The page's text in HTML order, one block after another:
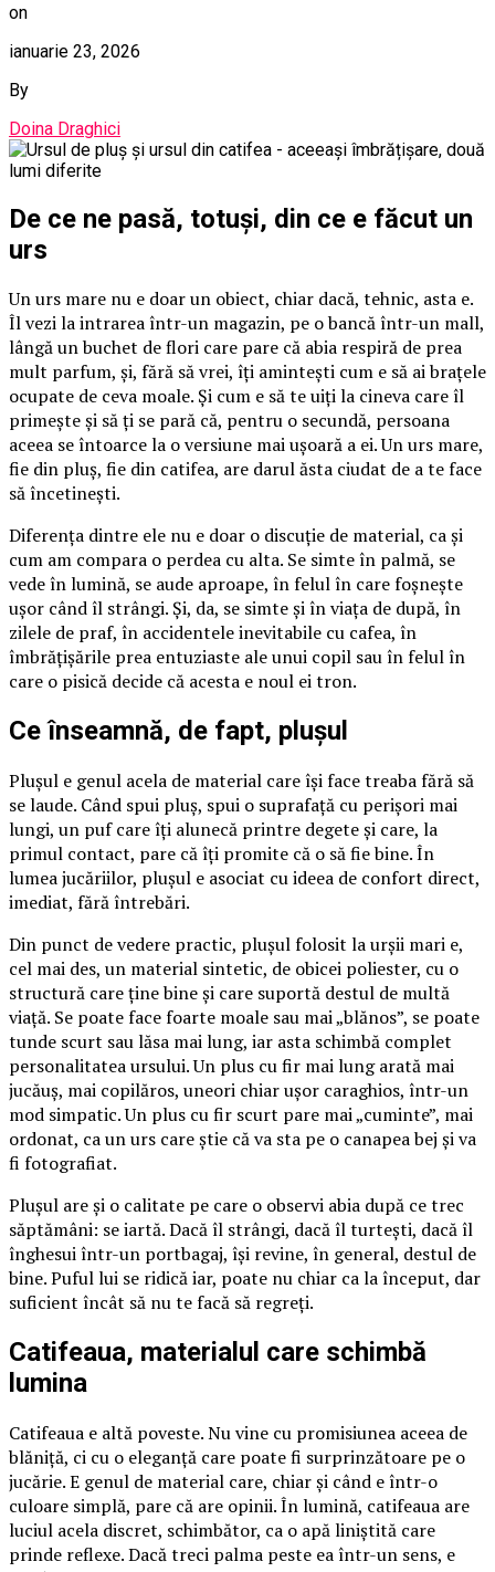
on
ianuarie 23, 2026
By
Doina Draghici
De ce ne pasă, totuși, din ce e făcut un
urs
Un urs mare nu e doar un obiect, chiar dacă, tehnic, asta e.
Îl vezi la intrarea într-un magazin, pe o bancă într-un mall,
lângă un buchet de flori care pare că abia respiră de prea
mult parfum, și, fără să vrei, îți amintești cum e să ai brațele
ocupate de ceva moale. Și cum e să te uiți la cineva care îl
primește și să ți se pară că, pentru o secundă, persoana
aceea se întoarce la o versiune mai ușoară a ei. Un urs mare,
fie din pluș, fie din catifea, are darul ăsta ciudat de a te face
să încetinești.
Diferența dintre ele nu e doar o discuție de material, ca și
cum am compara o perdea cu alta. Se simte în palmă, se
vede în lumină, se aude aproape, în felul în care foșnește
ușor când îl strângi. Și, da, se simte și în viața de după, în
zilele de praf, în accidentele inevitabile cu cafea, în
îmbrățișările prea entuziaste ale unui copil sau în felul în
care o pisică decide că acesta e noul ei tron.
Ce înseamnă, de fapt, plușul
Plușul e genul acela de material care își face treaba fără să
se laude. Când spui pluș, spui o suprafață cu perișori mai
lungi, un puf care îți alunecă printre degete și care, la
primul contact, pare că îți promite că o să fie bine. În
lumea jucăriilor, plușul e asociat cu ideea de confort direct,
imediat, fără întrebări.
Din punct de vedere practic, plușul folosit la urșii mari e,
cel mai des, un material sintetic, de obicei poliester, cu o
structură care ține bine și care suportă destul de multă
viață. Se poate face foarte moale sau mai „blănos”, se poate
tunde scurt sau lăsa mai lung, iar asta schimbă complet
personalitatea ursului. Un plus cu fir mai lung arată mai
jucăuș, mai copilăros, uneori chiar ușor caraghios, într-un
mod simpatic. Un plus cu fir scurt pare mai „cuminte”, mai
ordonat, ca un urs care știe că va sta pe o canapea bej și va
fi fotografiat.
Plușul are și o calitate pe care o observi abia după ce trec
săptămâni: se iartă. Dacă îl strângi, dacă îl turtești, dacă îl
înghesui într-un portbagaj, își revine, în general, destul de
bine. Puful lui se ridică iar, poate nu chiar ca la început, dar
suficient încât să nu te facă să regreți.
Catifeaua, materialul care schimbă
lumina
Catifeaua e altă poveste. Nu vine cu promisiunea aceea de
blăniță, ci cu o eleganță care poate fi surprinzătoare pe o
jucărie. E genul de material care, chiar și când e într-o
culoare simplă, pare că are opinii. În lumină, catifeaua are
luciul acela discret, schimbător, ca o apă liniștită care
prinde reflexe. Dacă treci palma peste ea într-un sens, e